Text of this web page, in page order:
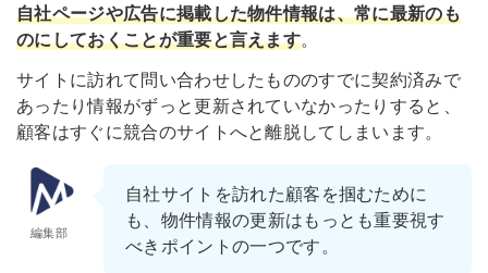
自社ページや広告に掲載した物件情報は、常に最新のも
のにしておくことが重要と言えます。
サイトに訪れて問い合わせしたもののすでに契約済みで
あったり情報がずっと更新されていなかったりすると、
顧客はすぐに競合のサイトへと離脱してしまいます。
編集部
自社サイトを訪れた顧客を掴むために
も、物件情報の更新はもっとも重要視す
べきポイントの一つです。